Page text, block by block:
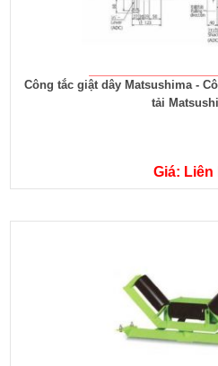
Công tắc giật dây Matsushima -
tải
Giá: Liên